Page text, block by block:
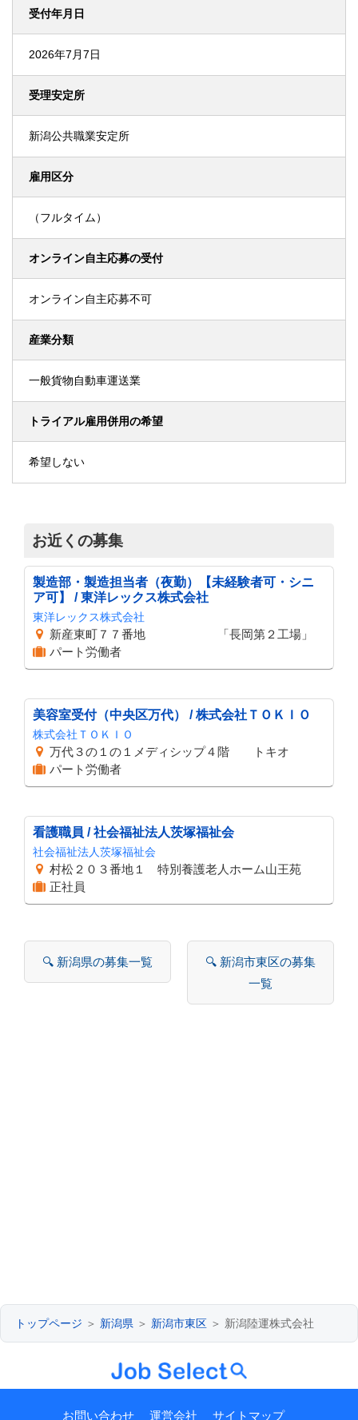
受付年月日
2026年7月7日
受理安定所
新潟公共職業安定所
雇用区分
（フルタイム）
オンライン自主応募の受付
オンライン自主応募不可
産業分類
一般貨物自動車運送業
トライアル雇用併用の希望
希望しない
お近くの募集
製造部・製造担当者（夜勤）【未経験者可・シニ
ア可】 / 東洋レックス株式会社
東洋レックス株式会社
新産東町７７番地 「長岡第２工場」
パート労働者
美容室受付（中央区万代） / 株式会社ＴＯＫＩＯ
株式会社ＴＯＫＩＯ
万代３の１の１メディシップ４階 トキオ
パート労働者
看護職員 / 社会福祉法人茨塚福祉会
社会福祉法人茨塚福祉会
村松２０３番地１ 特別養護老人ホーム山王苑
正社員
🔍 新潟県の募集一覧
🔍 新潟市東区の募集
一覧
トップページ ＞ 新潟県 ＞ 新潟市東区 ＞ 新潟陸運株式会社
お問い合わせ 運営会社 サイトマップ